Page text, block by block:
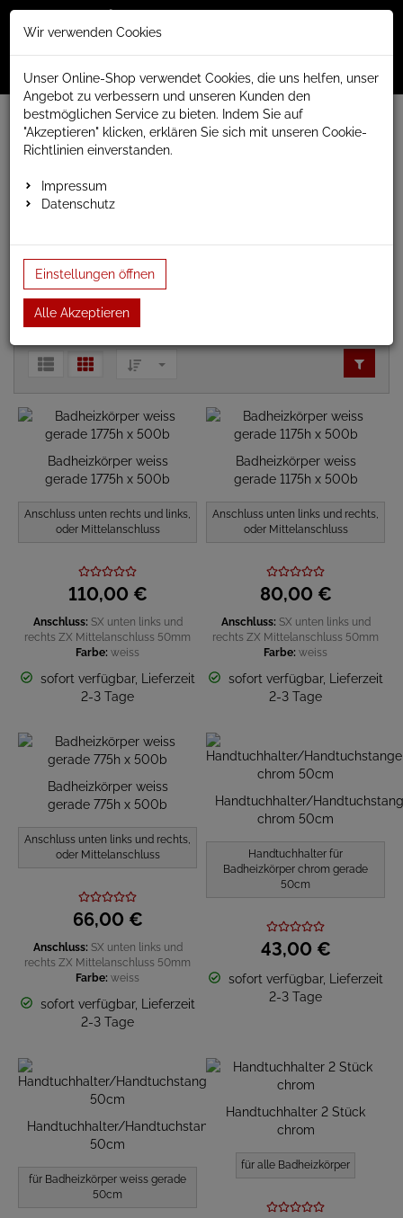
Menü
www.anapont.eu Badheizkörper
weiss gerade
Baubreite 500mm
Baubreite 500mm
weiss gerade,
Baubreite 500mm
Badheizkörper weiss
gerade 1775h x 500b
Anschluss unten rechts und links,
oder Mittelanschluss
110,00 €
Anschluss: SX unten links und
rechts ZX Mittelanschluss 50mm
Farbe: weiss
sofort verfügbar, Lieferzeit
2-3 Tage
Badheizkörper weiss
gerade 1175h x 500b
Anschluss unten links und rechts,
oder Mittelanschluss
80,00 €
Anschluss: SX unten links und
rechts ZX Mittelanschluss 50mm
Farbe: weiss
sofort verfügbar, Lieferzeit
2-3 Tage
Badheizkörper weiss
gerade 775h x 500b
Anschluss unten links und rechts,
oder Mittelanschluss
66,00 €
Anschluss: SX unten links und
rechts ZX Mittelanschluss 50mm
Farbe: weiss
sofort verfügbar, Lieferzeit
2-3 Tage
Handtuchhalter/
chrom 50cm
Handtuchhalter für
Badheizkörper chrom gerade
50cm
43,00 €
sofort verfügbar, Lieferzeit
2-3 Tage
Handtuchhalter/Handtuchstange
50cm
für Badheizkörper weiss gerade
50cm
Handtuchhalter 2 Stück
chrom
für alle Badheizkörper
Wir verwenden Cookies
Unser Online-Shop verwendet Cookies, die uns helfen, unser
Angebot zu verbessern und unseren Kunden den
bestmöglichen Service zu bieten. Indem Sie auf
"Akzeptieren" klicken, erklären Sie sich mit unseren Cookie-
Richtlinien einverstanden.
Impressum
Datenschutz
Einstellungen öffnen
Alle Akzeptieren